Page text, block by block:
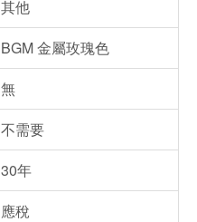
其他
BGM 金屬玫瑰色
無
不需要
30年
應稅